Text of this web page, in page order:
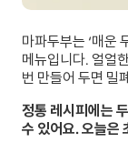
마파두부는 ‘매운
메뉴입니다. 얼얼
번 만들어 두면 밀
정통 레시피에는
수 있어요. 오늘은